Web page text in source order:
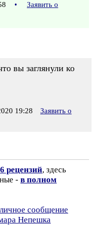
•
Заявить о
вы заглянули ко
19:28
Заявить о
рецензий, здесь
- в полном
сообщение
Непешка